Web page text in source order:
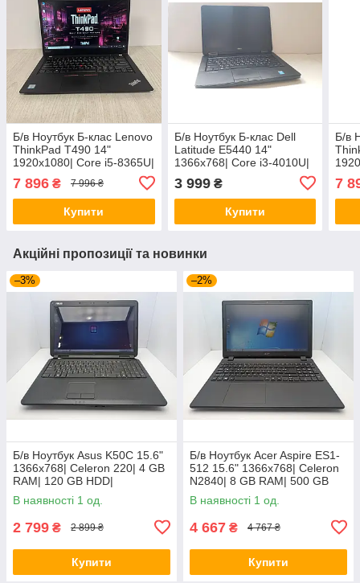
Б/в Ноутбук Б-клас Lenovo
ThinkPad T490 14"
1920x1080| Core i5-8365U|
8 GB RAM| 128 GB SSD|
UHD 620
7 896 ₴ 7 996 ₴
Купити
Б/в Ноутбук Б-клас Dell
Latitude E5440 14"
1366x768| Core i3-4010U|
8 GB RAM| 256 GB SSD|
HD 4400| АКБ 0%
3 999₴
Купити
Б/в
7
Акційні пропозиції та новинки
–3%
Б/в Ноутбук Asus K50C 15.6"
1366x768| Celeron 220| 4 GB
RAM| 120 GB HDD|
В наявності 1 од.
2 799 ₴ 2 899 ₴
Купити
–2%
Б/в Ноутбук Acer Aspire ES1-
512 15.6" 1366x768| Celeron
N2840| 8 GB RAM| 500 GB
HDD| HD
В наявності 1 од.
4 667 ₴ 4 767 ₴
Купити